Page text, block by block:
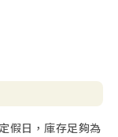
假日，庫存足夠為